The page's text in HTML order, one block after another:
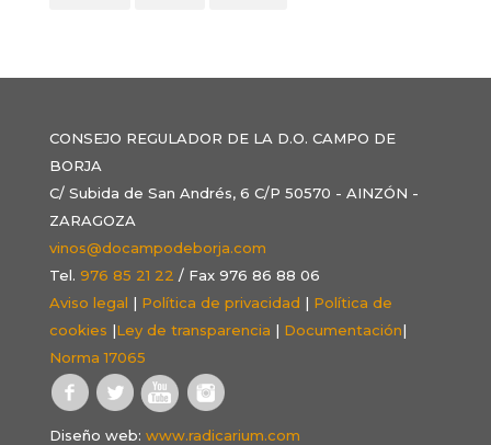
CONSEJO REGULADOR DE LA D.O. CAMPO DE
BORJA
C/ Subida de San Andrés, 6 C/P 50570 - AINZÓN -
ZARAGOZA
vinos@docampodeborja.com
Tel. 976 85 21 22 / Fax 976 86 88 06
Aviso legal | Política de privacidad | Política de
cookies |Ley de transparencia | Documentación|
Norma 17065
Diseño web: www.radicarium.com